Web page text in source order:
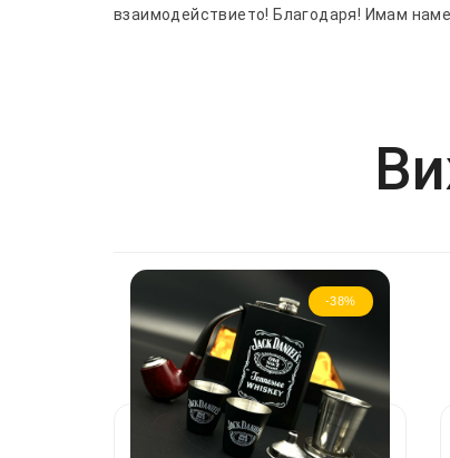
взаимодействието! Благодаря! Имам
-38%